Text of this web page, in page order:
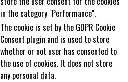
in the category "Performance".
The cookie is set by the GDPR Cookie
Consent plugin and is used to store
whether or not user has consented to
the use of cookies. It does not store
any personal data.